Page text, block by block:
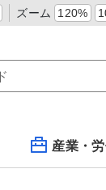
ズーム 120%
産業・